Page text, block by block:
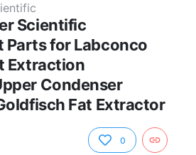
Scientific
Parts for Labconco
Extraction
Condenser
Fat Extractor
0